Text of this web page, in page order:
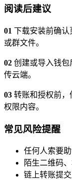
阅读后建议
01 下载安装前确认
或群文件。
02 创建或导入钱包
传云端。
03 转账和授权前，
权限内容。
常见风险提醒
任何人索要
陌生二维码
链上转账提